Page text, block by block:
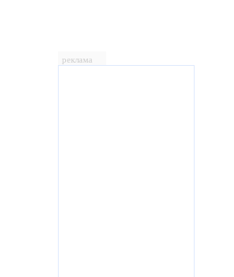
реклама